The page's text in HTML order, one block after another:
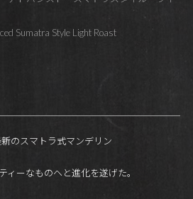
Sumatra Style Light Roast
のスマトラ式マンデリン
ィーなものヘと進化を遂げた。